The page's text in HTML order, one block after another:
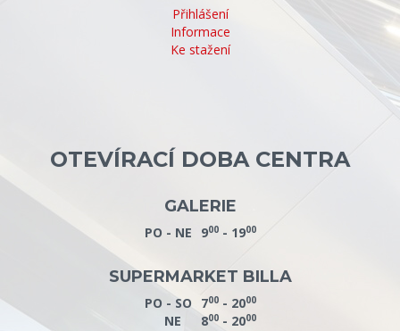
Přihlášení
Informace
Ke stažení
OTEVÍRACÍ DOBA CENTRA
GALERIE
PO - NE 900- 1900
SUPERMARKET BILLA
PO - SO 700- 2000
NE 800- 2000